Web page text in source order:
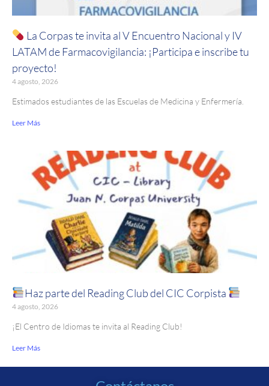
La Corpas te invita al V Encuentro Nacional y IV
LATAM de Farmacovigilancia: ¡Participa e inscribe tu
proyecto!
4 agosto, 2026
Estimados estudiantes de las Escuelas de Medicina y Enfermería.
Leer Más
Haz parte del Reading Club del CIC Corpista
4 agosto, 2026
¡El Centro de Idiomas te invita al Reading Club!
Leer Más